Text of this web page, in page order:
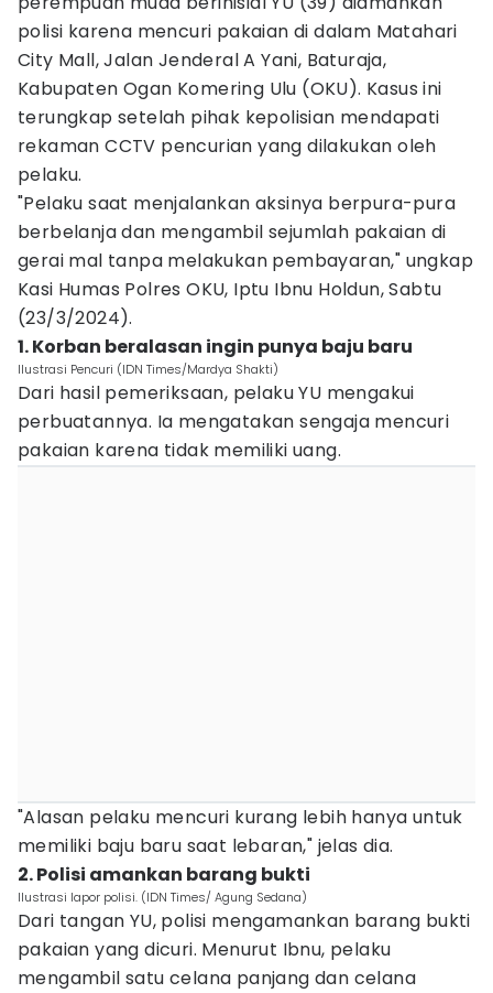
polisi karena mencuri pakaian di dalam Matahari
City Mall, Jalan Jenderal A Yani, Baturaja,
Kabupaten Ogan Komering Ulu (OKU). Kasus ini
terungkap setelah pihak kepolisian mendapati
rekaman CCTV pencurian yang dilakukan oleh
pelaku.
"Pelaku saat menjalankan aksinya berpura-pura
berbelanja dan mengambil sejumlah pakaian di
gerai mal tanpa melakukan pembayaran," ungkap
Kasi Humas Polres OKU, Iptu Ibnu Holdun, Sabtu
(23/3/2024).
1. Korban beralasan ingin punya baju baru
Ilustrasi Pencuri (IDN Times/Mardya Shakti)
Dari hasil pemeriksaan, pelaku YU mengakui
perbuatannya. Ia mengatakan sengaja mencuri
pakaian karena tidak memiliki uang.
"Alasan pelaku mencuri kurang lebih hanya untuk
memiliki baju baru saat lebaran," jelas dia.
2. Polisi amankan barang bukti
Ilustrasi lapor polisi. (IDN Times/ Agung Sedana)
Dari tangan YU, polisi mengamankan barang bukti
pakaian yang dicuri. Menurut Ibnu, pelaku
mengambil satu celana panjang dan celana